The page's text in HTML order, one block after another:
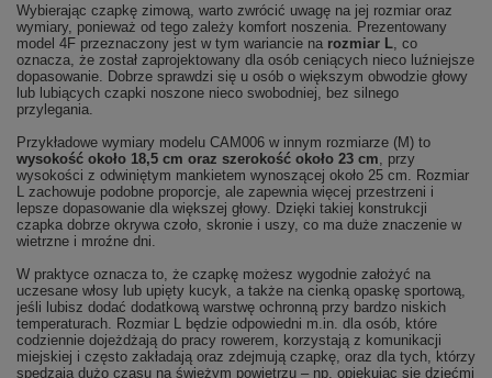
Wybierając czapkę zimową, warto zwrócić uwagę na jej rozmiar oraz
wymiary, ponieważ od tego zależy komfort noszenia. Prezentowany
model 4F przeznaczony jest w tym wariancie na rozmiar L , co
oznacza, że został zaprojektowany dla osób ceniących nieco luźniejsze
dopasowanie. Dobrze sprawdzi się u osób o większym obwodzie głowy
lub lubiących czapki noszone nieco swobodniej, bez silnego
przylegania.
Przykładowe wymiary modelu CAM006 w innym rozmiarze (M) to
wysokość około 18,5 cm oraz szerokość około 23 cm , przy
wysokości z odwiniętym mankietem wynoszącej około 25 cm. Rozmiar
L zachowuje podobne proporcje, ale zapewnia więcej przestrzeni i
lepsze dopasowanie dla większej głowy. Dzięki takiej konstrukcji
czapka dobrze okrywa czoło, skronie i uszy, co ma duże znaczenie w
wietrzne i mroźne dni.
W praktyce oznacza to, że czapkę możesz wygodnie założyć na
uczesane włosy lub upięty kucyk, a także na cienką opaskę sportową,
jeśli lubisz dodać dodatkową warstwę ochronną przy bardzo niskich
temperaturach. Rozmiar L będzie odpowiedni m.in. dla osób, które
codziennie dojeżdżają do pracy rowerem, korzystają z komunikacji
miejskiej i często zakładają oraz zdejmują czapkę, oraz dla tych, którzy
spędzają dużo czasu na świeżym powietrzu – np. opiekując się dziećmi